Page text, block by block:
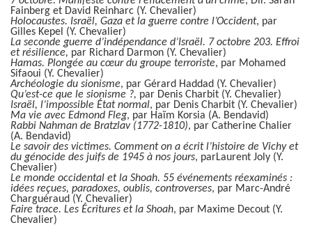
Fainberg et David Reinharc (Y. Chevalier)
Holocaustes. Israël, Gaza et la guerre contre l’Occident, par
Gilles Kepel (Y. Chevalier)
La seconde guerre d’indépendance d’Israël. 7 octobre 203. Effroi
et résilience, par Richard Darmon (Y. Chevalier)
Hamas. Plongée au cœur du groupe terroriste, par Mohamed
Sifaoui (Y. Chevalier)
Archéologie du sionisme, par Gérard Haddad (Y. Chevalier)
Qu’est-ce que le sionisme ?, par Denis Charbit (Y. Chevalier)
Israël, l’impossible État normal, par Denis Charbit (Y. Chevalier)
Ma vie avec Edmond Fleg, par Haïm Korsia (A. Bendavid)
Rabbi Nahman de Bratzlav (1772-1810), par Catherine Chalier
(A. Bendavid)
Le savoir des victimes. Comment on a écrit l’histoire de Vichy et
du génocide des juifs de 1945 à nos jours, parLaurent Joly (Y.
Chevalier)
Le monde occidental et la Shoah. 55 événements réexaminés :
idées reçues, paradoxes, oublis, controverses, par Marc-André
Charguéraud (Y. Chevalier)
Faire trace. Les Écritures et la Shoah, par Maxime Decout (Y.
Chevalier)